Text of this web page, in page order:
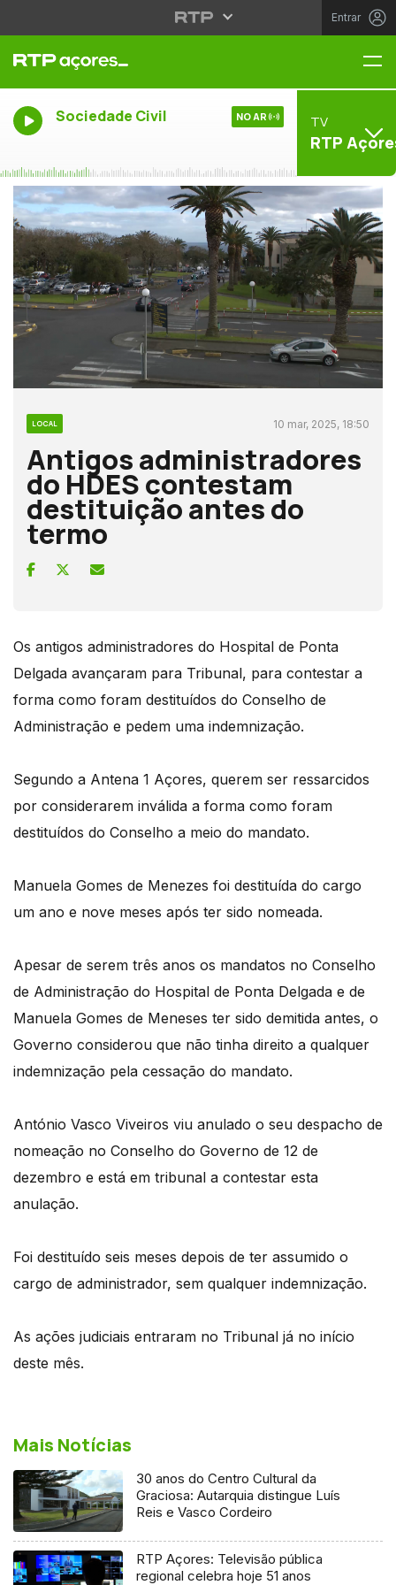
Entrar
Sociedade Civil NO AR TV
RTP
LOCAL 10 mar, 2025, 18:50
Antigos administradores
do HDES contestam
destituição antes do
termo
Os antigos administradores do Hospital de Ponta
Delgada avançaram para Tribunal, para contestar a
forma como foram destituídos do Conselho de
Administração e pedem uma indemnização.
Segundo a Antena 1 Açores, querem ser ressarcidos
por considerarem inválida a forma como foram
destituídos do Conselho a meio do mandato.
Manuela Gomes de Menezes foi destituída do cargo
um ano e nove meses após ter sido nomeada.
Apesar de serem três anos os mandatos no Conselho
de Administração do Hospital de Ponta Delgada e de
Manuela Gomes de Meneses ter sido demitida antes, o
Governo considerou que não tinha direito a qualquer
indemnização pela cessação do mandato.
António Vasco Viveiros viu anulado o seu despacho de
nomeação no Conselho do Governo de 12 de
dezembro e está em tribunal a contestar esta
anulação.
Foi destituído seis meses depois de ter assumido o
cargo de administrador, sem qualquer indemnização.
As ações judiciais entraram no Tribunal já no início
deste mês.
Mais Notícias
30 anos do Centro Cultural da
Graciosa: Autarquia distingue Luís
Reis e Vasco Cordeiro
RTP Açores: Televisão pública
regional celebra hoje 51 anos